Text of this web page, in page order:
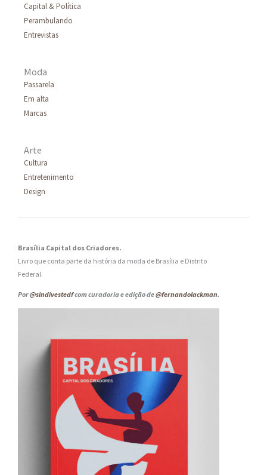
Capital & Política
Perambulando
Entrevistas
Moda
Passarela
Em alta
Marcas
Arte
Cultura
Entretenimento
Design
Brasília Capital dos Criadores.
Livro que conta parte da história da moda de Brasília e Distrito
Federal.
Por@sindivestedfcom curadoria e edição de@fernandolackman.